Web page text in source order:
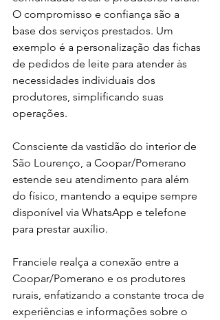
O compromisso e confiança são a
base dos serviços prestados. Um
exemplo é a personalização das fichas
de pedidos de leite para atender às
necessidades individuais dos
produtores, simplificando suas
operações.
Consciente da vastidão do interior de
São Lourenço, a Coopar/Pomerano
estende seu atendimento para além
do físico, mantendo a equipe sempre
disponível via WhatsApp e telefone
para prestar auxílio.
Franciele realça a conexão entre a
Coopar/Pomerano e os produtores
rurais, enfatizando a constante troca de
experiências e informações sobre o